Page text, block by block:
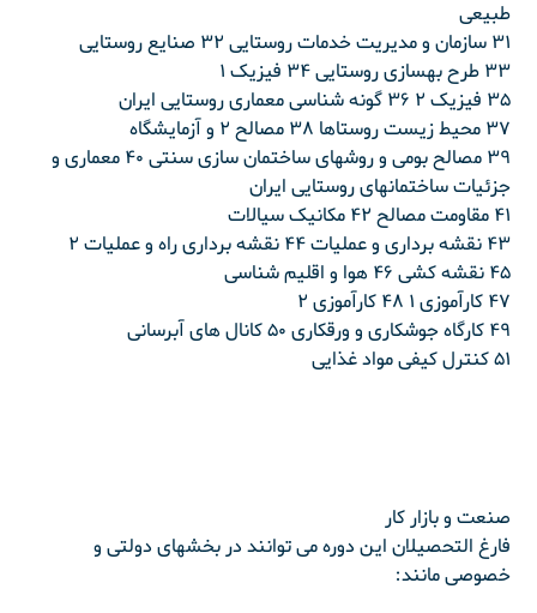
طبیعی
۳۱ سازمان و مدیریت خدمات روستایی ۳۲ صنایع روستایی
۳۳ طرح بهسازی روستایی ۳۴ فیزیک ۱
۳۵ فیزیک ۲ ۳۶ گونه شناسی معماری روستایی ایران
۳۷ محیط زیست روستاها ۳۸ مصالح ۲ و آزمایشگاه
۳۹ مصالح بومی و روشهای ساختمان سازی سنتی ۴۰ معماری و
جزئیات ساختمانهای روستایی ایران
۴۱ مقاومت مصالح ۴۲ مکانیک سیالات
۴۳ نقشه برداری و عملیات ۴۴ نقشه برداری راه و عملیات ۲
۴۵ نقشه کشی ۴۶ هوا و اقلیم شناسی
۴۷ کارآموزی ۱ ۴۸ کارآموزی ۲
۴۹ کارگاه جوشکاری و ورقکاری ۵۰ کانال های آبرسانی
۵۱ کنترل کیفی مواد غذایی
صنعت و بازار کار
فارغ التحصیلان این دوره می توانند در بخشهای دولتی و
خصوصی مانند: